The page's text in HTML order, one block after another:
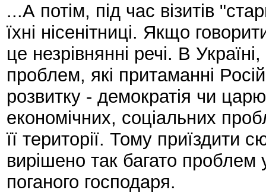
...А потім, під час візитів
їхні нісенітниці. Якщо
це незрівнянні речі. В
проблем, які притаманні
розвитку - демократія чи
економічних, соціальних
її території. Тому приїздити
вирішено так багато проблем
поганого господаря.